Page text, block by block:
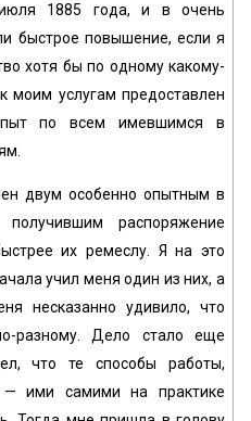
1885 года, и в очень
быстрое повышение, если я
хотя бы по одному какому-
моим услугам предоставлен
по всем имевшимся в
двум особенно опытным в
распоряжение
их ремеслу. Я на это
учил меня один из них, а
несказанно удивило, что
разному. Дело стало еще
что те способы работы,
ими самими на практике